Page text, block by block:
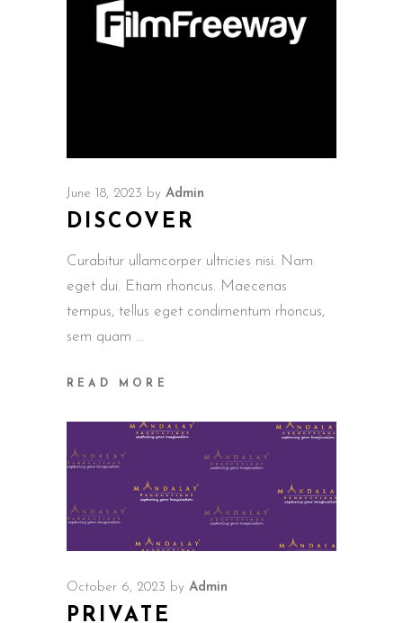
June 18, 2023 by Admin
DISCOVER
Curabitur ullamcorper ultricies nisi. Nam
eget dui. Etiam rhoncus. Maecenas
tempus, tellus eget condimentum rhoncus,
sem quam
READ MORE
October 6, 2023 by Admin
PRIVATE